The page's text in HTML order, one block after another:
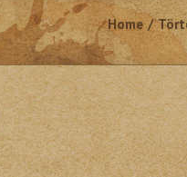
Home /